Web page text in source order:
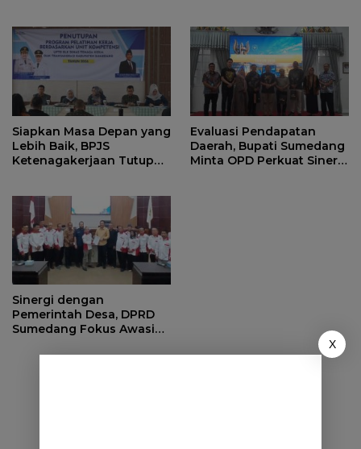
Siapkan Masa Depan yang
Lebih Baik, BPJS
Ketenagakerjaan Tutup
Evaluasi Pendapatan
Daerah, Bupati Sumedang
Minta OPD Perkuat Sinergi
Sinergi dengan
Pemerintah Desa, DPRD
Sumedang Fokus Awasi
Nasional
X